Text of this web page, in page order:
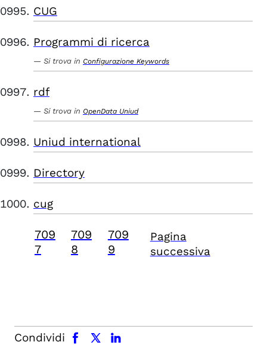
CUG
Programmi di ricerca
Si trova in Configurazione Keywords
rdf
Si trova in OpenData Uniud
Uniud international
Directory
cug
709
7
709
8
709
9
Pagina
successiva
Condividi
facebook x.com linkedin